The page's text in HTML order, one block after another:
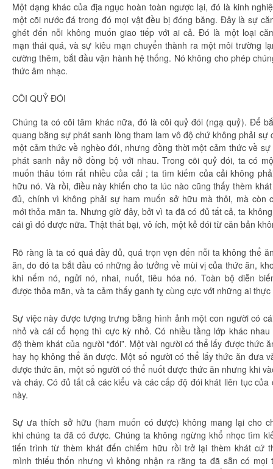
Một dạng khác của địa ngục hoàn toàn ngược lại, đó là kinh
một cõi nước đá trong đó mọi vậtđều bị đóng băng. Đây là sự
ghét đến nỗi không muốn giao tiếp với ai cả. Đó là một loại
mạn thái quá, và sự kiêu mạn chuyển thành ra một môi trường
cường thêm, bắt đầuvận hành hệ thống. Nó không cho phép
thức âm nhạc.
CÕI QUỶ ĐÓI
Chúng ta có cõi tâm khác nữa, đó là cõi quỷ đói (ngạ quỷ). Để
quang bằng sự phát sanh lòng tham lam vô độ chứ không phải sự
một cảm thức về nghèo đói, nhưng đồng thờimột cảm thức về sự
phát sanh nảy nở đồng bộ với nhau. Trong cõi quỷ đói, ta có
muốn thâu tóm rất nhiềucủa cải; ta tìm kiếm của cải không
hữu nó. Và rồi, điều này khiến cho ta lúc nào cũng thấythèm khát
đủ, chính vì không phải sự ham muốn sở hữu mà thôi, mà còn
mớithỏa mãn ta. Nhưng giờ đây, bởi vì ta đã có đủ tất cả, ta
cái gì đó được nữa. Thật thất bại, vô ích, một kẻ đói từ căn bản
Rõ ràng là ta có quá đầy đủ, quá trọn vẹn đến nỗi ta không thể
ăn, do đó ta bắt đầu có nhữngảo tưởng về mùi vị của thức ăn,
khi nếm nó, ngửi nó, nhai, nuốt,tiêu hóa nó.Toàn bộ diễn
được thỏa mãn, và ta cảm thấy ganh tỵ cùng cực với những ai
Sự việc này được tượng trưng bằng hình ảnh mộtcon ngườicó
nhỏ và cái cổ họng thì cực kỳ nhỏ. Có nhiều tầng lớp khác
độthèm khát của người “đói”. Một vài người có thể lấy được thức
hay họ không thể ăn được. Một số người có thể lấythức ăn đưa
đượcthức ăn, một số người có thể nuốt được thức ăn nhưng khi
và cháy. Có đủ tất cả các kiểu và các cấp độ đói khát liên tụccủa
này.
Sự ưa thích sở hữu (ham muốn có được) không mang lại cho
khichúng tađã có được. Chúng takhông ngừng khổ nhọctìm
tiến trình từ thèm khátđếnchiếm hữu rồitrở lại thèm khátcứ
mình thiếu thốn nhưng vì không nhận rarằng ta đã sẵn có mọi